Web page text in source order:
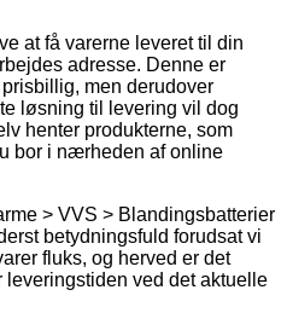
at få varerne leveret til din
adresse. Denne er
men derudover
løsning til levering vil dog
henter produkterne, som
bor i nærheden af online
> VVS > Blandingsbatterier
betydningsfuld forudsat vi
fluks, og herved er det
leveringstiden ved det aktuelle